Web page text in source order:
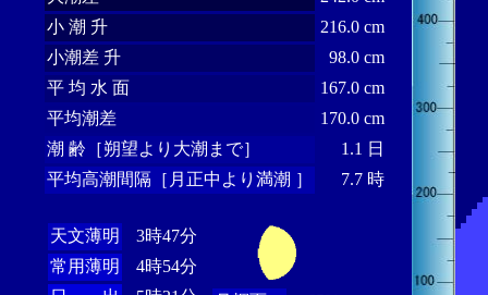
小 潮 升
216.0 cm
小潮差 升
98.0 cm
平 均 水 面
167.0 cm
平均潮差
170.0 cm
潮 齢［朔望より大潮まで］
1.1 日
平均高潮間隔［月正中より満潮 ］
7.7 時
天文薄明
3時47分
常用薄明
4時54分